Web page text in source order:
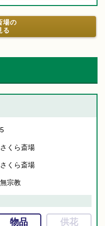
場の
る
5
さくら斎場
さくら斎場
無宗教
物品
供花